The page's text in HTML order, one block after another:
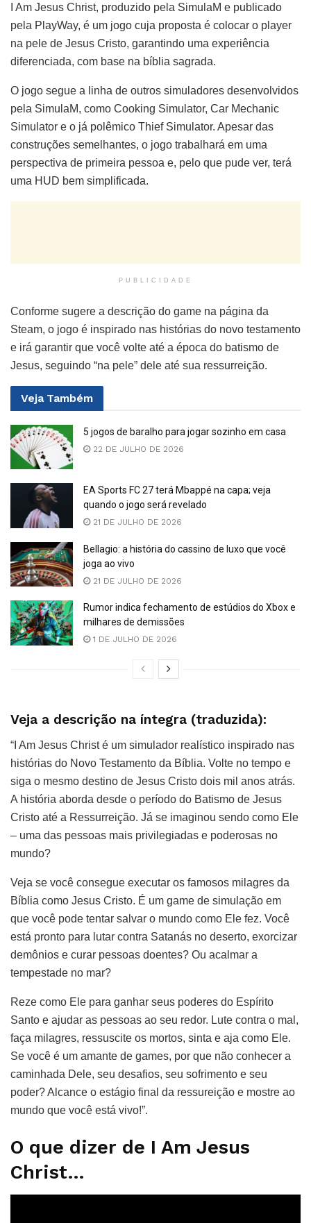
I Am Jesus Christ, produzido pela SimulaM e publicado
pela PlayWay, é um jogo cuja proposta é colocar o player
na pele de Jesus Cristo, garantindo uma experiência
diferenciada, com base na bíblia sagrada.
O jogo segue a linha de outros simuladores desenvolvidos
pela SimulaM, como Cooking Simulator, Car Mechanic
Simulator e o já polêmico Thief Simulator. Apesar das
construções semelhantes, o jogo trabalhará em uma
perspectiva de primeira pessoa e, pelo que pude ver, terá
uma HUD bem simplificada.
PUBLICIDADE
Conforme sugere a descrição do game na página da
Steam, o jogo é inspirado nas histórias do novo testamento
e irá garantir que você volte até a época do batismo de
Jesus, seguindo “na pele” dele até sua ressurreição.
Veja Também
5 jogos de baralho para jogar sozinho em casa
22 DE JULHO DE 2026
EA Sports FC 27 terá Mbappé na capa; veja
quando o jogo será revelado
21 DE JULHO DE 2026
Bellagio: a história do cassino de luxo que você
joga ao vivo
21 DE JULHO DE 2026
Rumor indica fechamento de estúdios do Xbox e
milhares de demissões
1 DE JULHO DE 2026
Veja a descrição na íntegra (traduzida):
“I Am Jesus Christ é um simulador realístico inspirado nas
histórias do Novo Testamento da Bíblia. Volte no tempo e
siga o mesmo destino de Jesus Cristo dois mil anos atrás.
A história aborda desde o período do Batismo de Jesus
Cristo até a Ressurreição. Já se imaginou sendo como Ele
– uma das pessoas mais privilegiadas e poderosas no
mundo?
Veja se você consegue executar os famosos milagres da
Bíblia como Jesus Cristo. É um game de simulação em
que você pode tentar salvar o mundo como Ele fez. Você
está pronto para lutar contra Satanás no deserto, exorcizar
demônios e curar pessoas doentes? Ou acalmar a
tempestade no mar?
Reze como Ele para ganhar seus poderes do Espírito
Santo e ajudar as pessoas ao seu redor. Lute contra o mal,
faça milagres, ressuscite os mortos, sinta e aja como Ele.
Se você é um amante de games, por que não conhecer a
caminhada Dele, seu desafios, seu sofrimento e seu
poder? Alcance o estágio final da ressureição e mostre ao
mundo que você está vivo!”.
O que dizer de I Am Jesus
Christ…